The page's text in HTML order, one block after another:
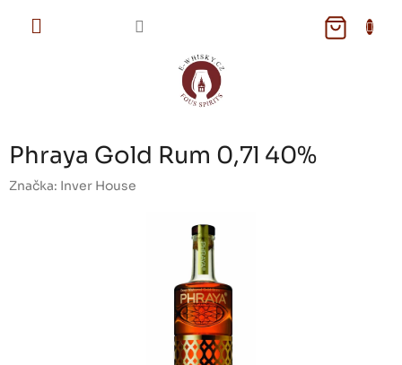
NÁKUPNÍ
Phraya Gold Rum 0,7l 40%
Značka: Inver House